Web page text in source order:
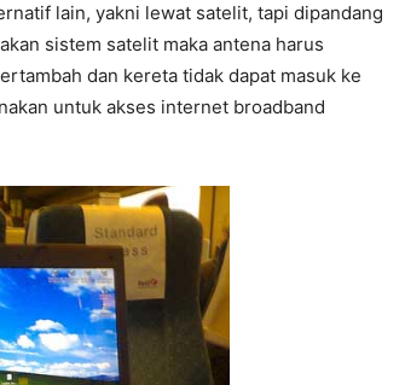
lain, yakni lewat satelit, tapi dipandang
sistem satelit maka antena harus
dan kereta tidak dapat masuk ke
untuk akses internet broadband